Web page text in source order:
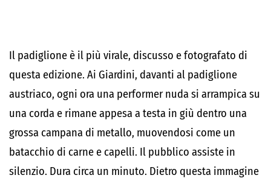
Il padiglione è il più virale, discusso e fotografato di
questa edizione. Ai Giardini, davanti al padiglione
austriaco, ogni ora una performer nuda si arrampica su
una corda e rimane appesa a testa in giù dentro una
grossa campana di metallo, muovendosi come un
batacchio di carne e capelli. Il pubblico assiste in
silenzio. Dura circa un minuto. Dietro questa immagine